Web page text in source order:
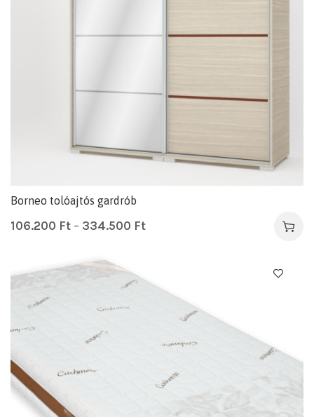
Borneo tolóajtós gardrób
106.200 Ft – 334.500 Ft